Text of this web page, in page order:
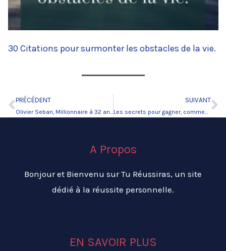
30 Citations pour surmonter les obstacles de la vie.
Précédent
PRÉCÉDENT SUIVANT
A Propos
Bonjour et Bienvenu sur Tu Réussiras, un site
dédié à la réussite personnelle.
EN SAVOIR PLUS